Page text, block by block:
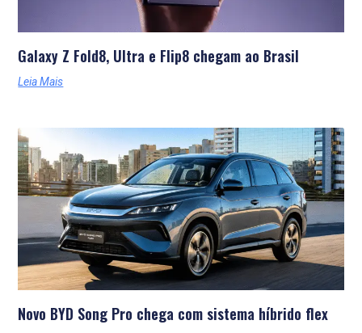
Galaxy Z Fold8, Ultra e Flip8 chegam ao Brasil
Leia Mais
Novo BYD Song Pro chega com sistema híbrido flex